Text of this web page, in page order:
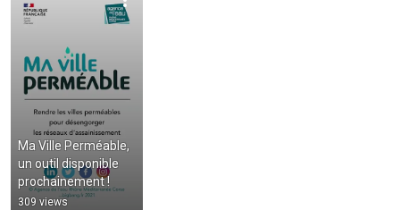
Ma Ville Perméable,
un outil disponible
prochainement !
309 views